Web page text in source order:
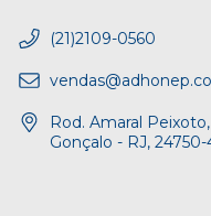
(21)2109-0560
Rod. Amaral
Gonçalo - RJ, 24750-